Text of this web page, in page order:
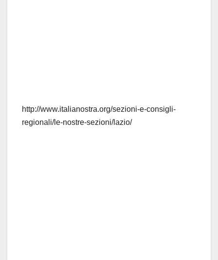
http://www.italianostra.org/sezioni-e-consigli-
regionali/le-nostre-sezioni/lazio/